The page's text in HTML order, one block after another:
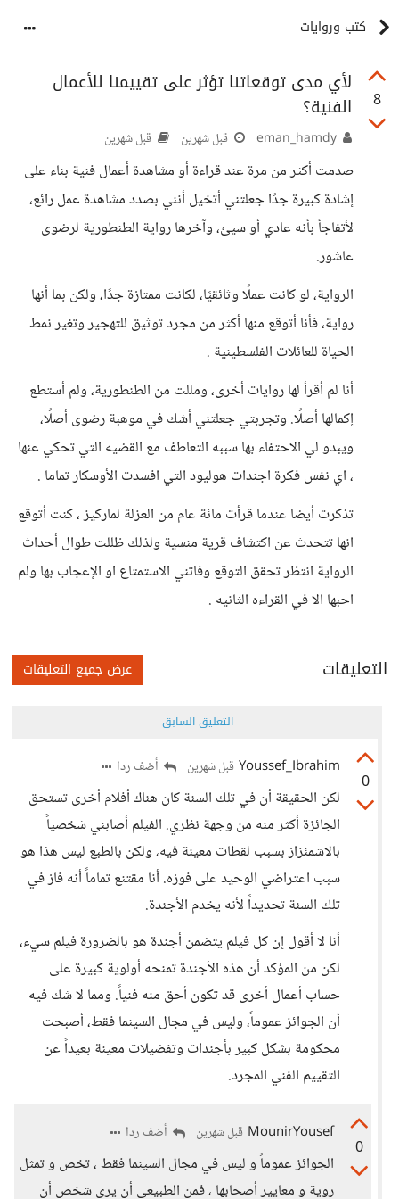
كتب وروايات
8
لأي مدى توقعاتنا تؤثر على تقييمنا للأعمال
الفنية؟
قبل شهرين قبل شهرين
صدمت أكثر من مرة عند قراءة أو مشاهدة أعمال فنية بناء على
إشادة كبيرة جدًا جعلتني أتخيل أنني بصدد مشاهدة عمل رائع،
لأتفاجأ بأنه عادي أو سيئ، وآخرها رواية الطنطورية لرضوى
عاشور.
الرواية، لو كانت عملًا وثائقيًا، لكانت ممتازة جدًا، ولكن بما أنها
رواية، فأنا أتوقع منها أكثر من مجرد توثيق للتهجير وتغير نمط
الحياة للعائلات الفلسطينية .
أنا لم أقرأ لها روايات أخرى، ومللت من الطنطورية، ولم أستطع
إكمالها أصلًا. وتجربتي جعلتني أشك في موهبة رضوى أصلًا،
ويبدو لي الاحتفاء بها سببه التعاطف مع القضيه التي تحكي عنها
، اي نفس فكرة اجندات هوليود التي افسدت الأوسكار تماما .
تذكرت أيضا عندما قرأت مائة عام من العزلة لماركيز ، كنت أتوقع
انها تتحدث عن اكتشاف قرية منسية ولذلك ظللت طوال أحداث
الرواية انتظر تحقق التوقع وفاتني الاستمتاع او الإعجاب بها ولم
احبها الا في القراءه الثانيه .
التعليقات عرض جميع التعليقات
التعليق السابق
0
Youssef_Ibrahim قبل شهرين أضف ردا
لكن الحقيقة أن في تلك السنة كان هناك أفلام أخرى تستحق
الجائزة أكثر منه من وجهة نظري. الفيلم أصابني شخصياً
بالاشمئزاز بسبب لقطات معينة فيه، ولكن بالطبع ليس هذا هو
سبب اعتراضي الوحيد على فوزه. أنا مقتنع تماماً أنه فاز في
تلك السنة تحديداً لأنه يخدم الأجندة.
أنا لا أقول إن كل فيلم يتضمن أجندة هو بالضرورة فيلم سيء،
لكن من المؤكد أن هذه الأجندة تمنحه أولوية كبيرة على
حساب أعمال أخرى قد تكون أحق منه فنياً. ومما لا شك فيه
أن الجوائز عموماً، وليس في مجال السينما فقط، أصبحت
محكومة بشكل كبير بأجندات وتفضيلات معينة بعيداً عن
التقييم الفني المجرد.
0
MounirYousef قبل شهرين أضف ردا
الجوائز عموماً و ليس في مجال السينما فقط ، تخص و تمثل
روية و معايير أصحابها ، فمن الطبيعي أن يرى شخص أن